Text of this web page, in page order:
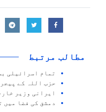
مطالب مرتبط
تمام اسرائیلی
حزب اللہ کے
ایرانی وزیر
دمشق کی فضا میں